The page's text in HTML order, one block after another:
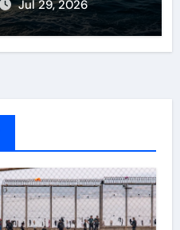
Jul 29, 2026